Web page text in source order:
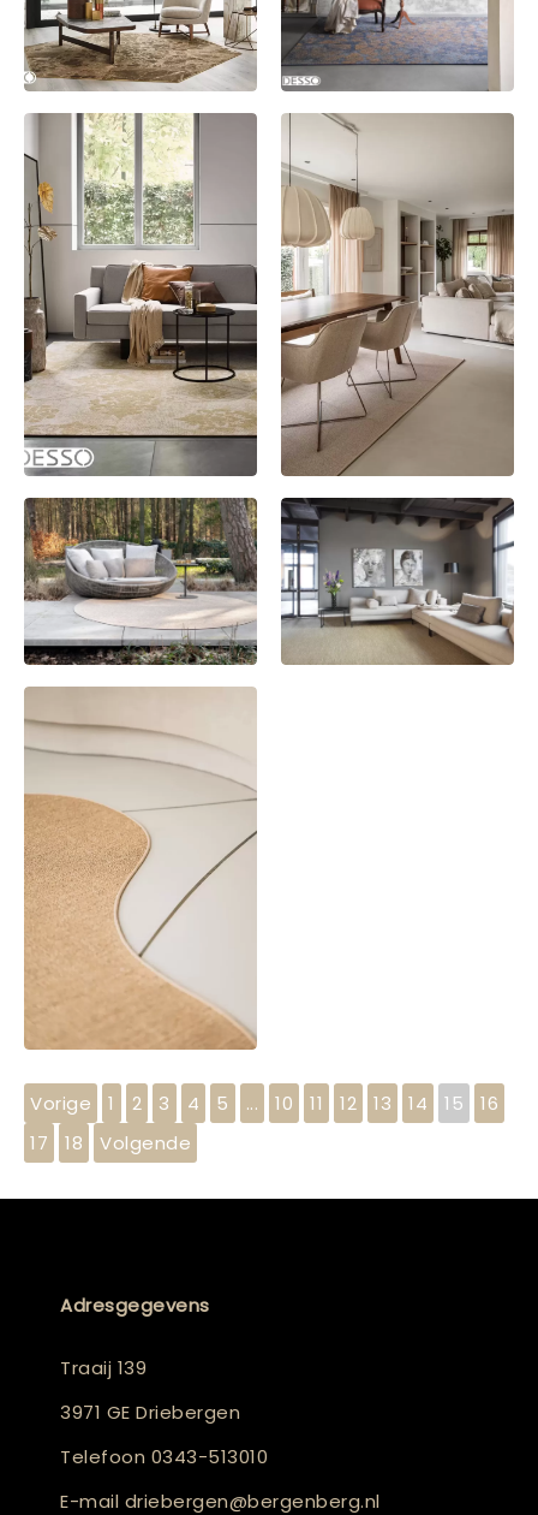
Vorige 1 2 3 4 5 ... 10 11 12 13 14 15
16
17
18 Volgende
Adresgegevens
Traaij 139
3971 GE Driebergen
Telefoon 0343-513010
E-mail driebergen@bergenberg.nl